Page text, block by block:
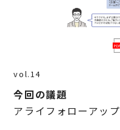
vol.14
今回の議題
アライフォローアッ